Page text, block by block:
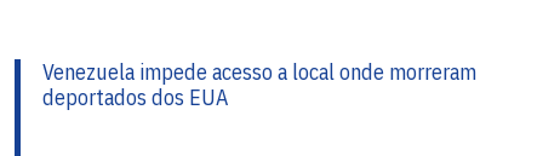
Venezuela impede acesso a local onde morreram
deportados dos EUA